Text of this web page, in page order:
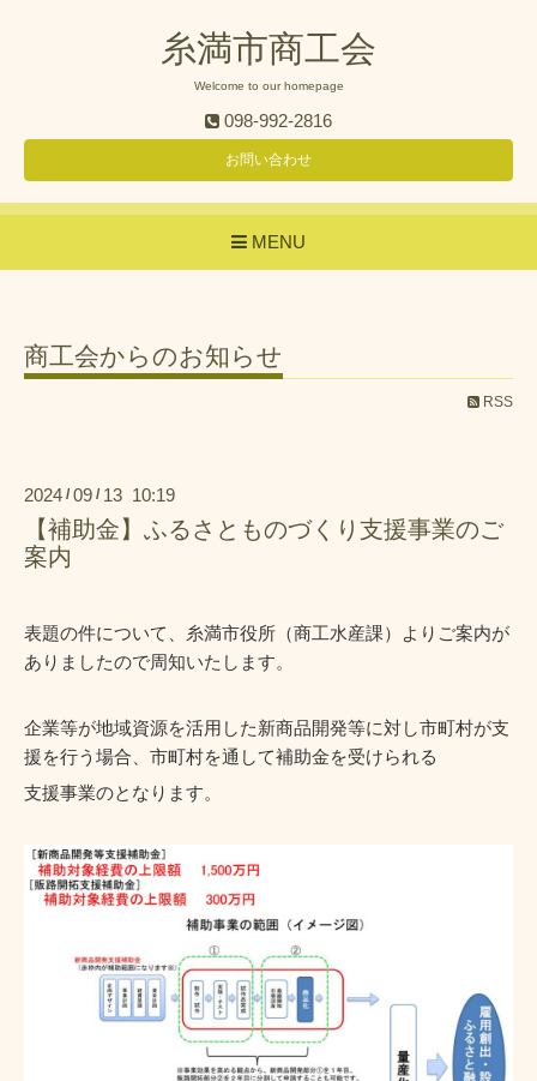
糸満市商工会
Welcome to our homepage
098-992-2816
お問い合わせ
MENU
商工会からのお知らせ
RSS
2024 / 09 / 13 10:19
【補助金】ふるさとものづくり支援事業のご
案内
表題の件について、糸満市役所（商工水産課）よりご案内が
ありましたので周知いたします。
企業等が地域資源を活用した新商品開発等に対し市町村が支
援を行う場合、市町村を通して補助金を受けられる
支援事業のとなります。